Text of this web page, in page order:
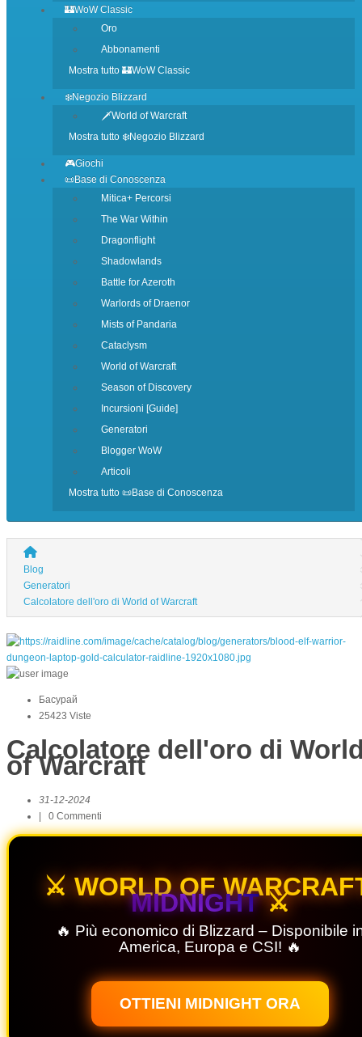
🏰WoW Classic
Oro
Abbonamenti
Mostra tutto 🏰WoW Classic
❄️Negozio Blizzard
🗡️World of Warcraft
Mostra tutto ❄️Negozio Blizzard
🎮Giochi
📜Base di Conoscenza
Mitica+ Percorsi
The War Within
Dragonflight
Shadowlands
Battle for Azeroth
Warlords of Draenor
Mists of Pandaria
Cataclysm
World of Warcraft
Season of Discovery
Incursioni [Guide]
Generatori
Blogger WoW
Articoli
Mostra tutto 📜Base di Conoscenza
Blog
Generatori
Calcolatore dell'oro di World of Warcraft
Басурай
25423 Viste
Calcolatore dell'oro di
of Warcraft
31-12-2024
0 Commenti
⚔️ WORLD OF
MIDNIGHT⚔️
🔥 Più economico di Blizzard – Disponibile
America, Europa e CSI! 🔥
OTTIENI MIDNIGHT ORA